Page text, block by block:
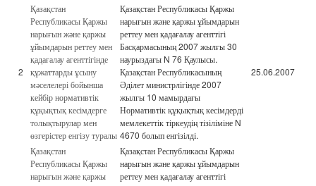
2
Қазақстан
Республикасы Қаржы
нарығын және қаржы
ұйымдарын реттеу мен
қадағалау агенттігінде
құжаттарды ұсыну
мәселелері бойынша
кейбір нормативтік
құқықтық кесімдерге
толықтырулар мен
өзгерістер енгізу туралы
Қазақстан Республикасы Қаржы
нарығын және қаржы ұйымдарын
реттеу мен қадағалау агенттігі
Басқармасының 2007 жылғы 30
наурыздағы N 76 Қаулысы.
Қазақстан Республикасының
Әділет министрлігінде 2007
жылғы 10 мамырдағы
Нормативтік құқықтық кесімдерді
мемлекеттік тіркеудің тізіліміне N
4670 болып енгізілді.
25.06.2007
Қазақстан
Республикасы Қаржы
нарығын және қаржы
Қазақстан Республикасы Қаржы
нарығын және қаржы ұйымдарын
реттеу мен қадағалау агенттігі